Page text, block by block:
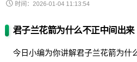
时间：2026-01-04 11:13:54
君子兰花箭为什么不正中间出来
今日小编为你讲解君子兰花箭为什